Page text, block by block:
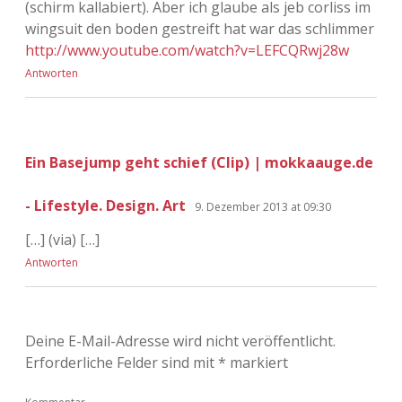
(schirm kallabiert). Aber ich glaube als jeb corliss im
wingsuit den boden gestreift hat war das schlimmer
http://www.youtube.com/watch?v=LEFCQRwj28w
Antworten
Ein Basejump geht schief (Clip) | mokkaauge.de
- Lifestyle. Design. Art 9. Dezember 2013 at 09:30
[…] (via) […]
Antworten
Deine E-Mail-Adresse wird nicht veröffentlicht.
Erforderliche Felder sind mit* markiert